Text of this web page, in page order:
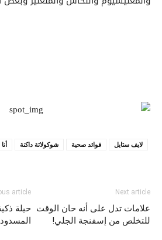
شوكولاتة داكنة فوائد صحية لايف ستايل
article
حيلة
Next article
علامات تدل على أنه حان الوقت
للتخلص من إسفنجة الجلي!